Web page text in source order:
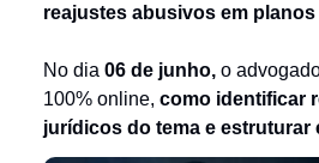
reajustes abusivos em planos
No dia 06 de junho, o
100% online, como identificar
jurídicos do tema e